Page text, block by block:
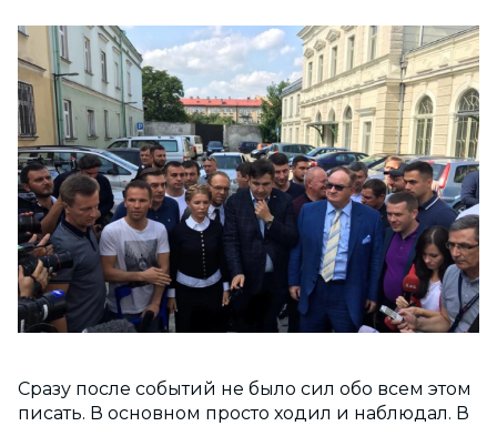
Сразу после событий не было сил обо всем этом
писать. В основном просто ходил и наблюдал. В